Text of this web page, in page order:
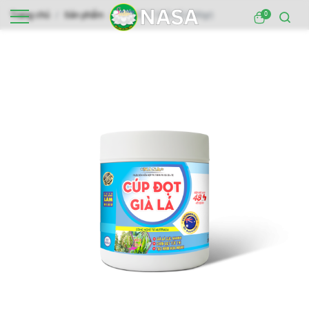
0
Trang chủ Sản phẩm CÚP ĐỌT GIÀ LÁ (450gr)